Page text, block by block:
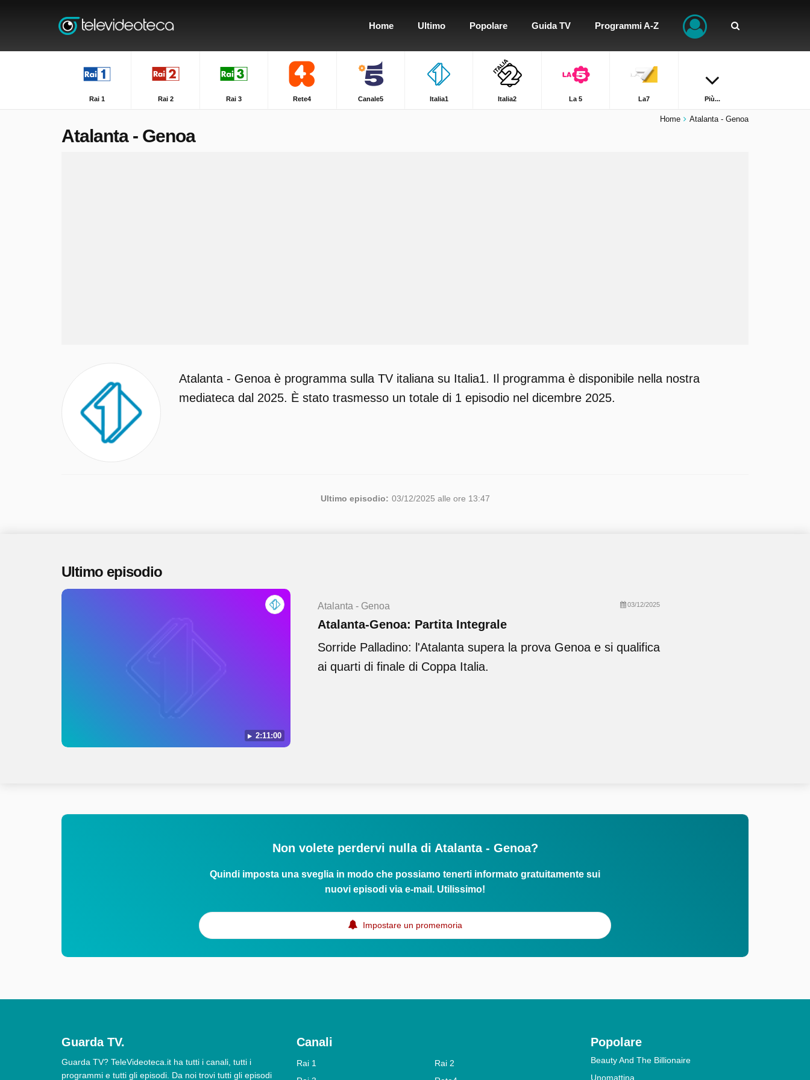
Home Ultimo Popolare Guida TV Programmi A-Z
Rai 1 Rai 2 Rai 3 Rete4 Canale5 Italia1 Italia2 La 5 La7 Più...
Home Atalanta - Genoa
Atalanta - Genoa
Atalanta - Genoa è programma sulla TV italiana su Italia1. Il programma è disponibile nella nostra
mediateca dal 2025. È stato trasmesso un totale di 1 episodio nel dicembre 2025.
Ultimo episodio: 03/12/2025 alle ore 13:47
Ultimo episodio
2:11:00
Atalanta - Genoa 03/12/2025
Atalanta-Genoa: Partita Integrale
Sorride Palladino: l'Atalanta supera la prova Genoa e si qualifica
ai quarti di finale di Coppa Italia.
Non volete perdervi nulla di Atalanta - Genoa?
Quindi imposta una sveglia in modo che possiamo tenerti informato gratuitamente sui
nuovi episodi via e-mail. Utilissimo!
Impostare un promemoria
Guarda TV.
Guarda TV? TeleVideoteca.it ha tutti i canali, tutti i
programmi e tutti gli episodi. Da noi trovi tutti gli episodi
Canali
Rai 1
Rai 2
Popolare
Beauty And The Billionaire
Unomattina